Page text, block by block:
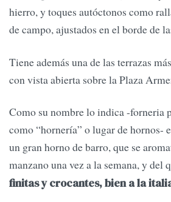
hierro, y toques autóctonos como
de campo, ajustados en el borde de
Tiene además una de las terrazas
con vista abierta sobre la Plaza
Como su nombre lo indica -forneria
como “hornería” o lugar de hornos-
un gran horno de barro, que se
manzano una vez a la semana, y del
finitas y crocantes, bien a la